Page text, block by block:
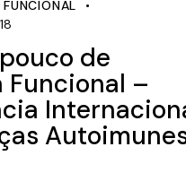
de
Funcional –